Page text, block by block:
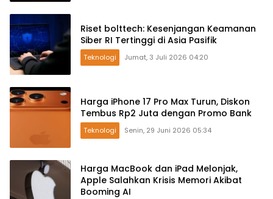
Riset bolttech: Kesenjangan Keamanan
Siber RI Tertinggi di Asia Pasifik
Teknologi Jumat, 3 Juli 2026 04:20
Harga iPhone 17 Pro Max Turun, Diskon
Tembus Rp2 Juta dengan Promo Bank
Teknologi Senin, 29 Juni 2026 05:34
Harga MacBook dan iPad Melonjak,
Apple Salahkan Krisis Memori Akibat
Booming AI